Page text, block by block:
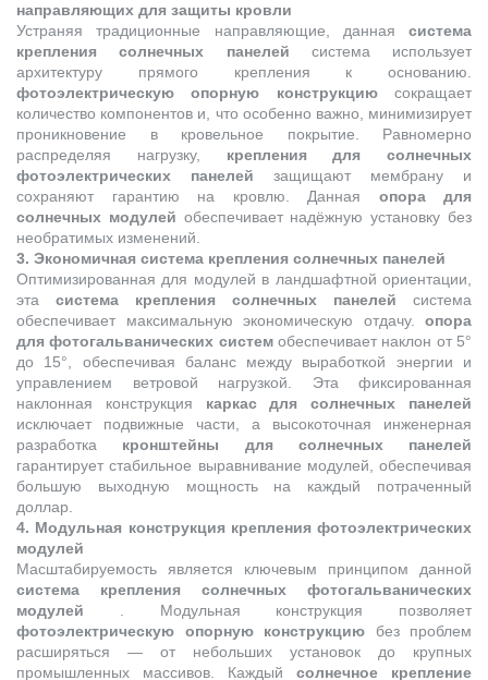
направляющих для защиты кровли
Устраняя традиционные направляющие, данная система
крепления солнечных панелей система использует
архитектуру прямого крепления к основанию.
фотоэлектрическую опорную конструкцию сокращает
количество компонентов и, что особенно важно, минимизирует
проникновение в кровельное покрытие. Равномерно
распределяя нагрузку, крепления для солнечных
фотоэлектрических панелей защищают мембрану и
сохраняют гарантию на кровлю. Данная опора для
солнечных модулей обеспечивает надёжную установку без
необратимых изменений.
3. Экономичная система крепления солнечных панелей
Оптимизированная для модулей в ландшафтной ориентации,
эта система крепления солнечных панелей система
обеспечивает максимальную экономическую отдачу. опора
для фотогальванических систем обеспечивает наклон от 5°
до 15°, обеспечивая баланс между выработкой энергии и
управлением ветровой нагрузкой. Эта фиксированная
наклонная конструкция каркас для солнечных панелей
исключает подвижные части, а высокоточная инженерная
разработка кронштейны для солнечных панелей
гарантирует стабильное выравнивание модулей, обеспечивая
большую выходную мощность на каждый потраченный
доллар.
4. Модульная конструкция крепления фотоэлектрических
модулей
Масштабируемость является ключевым принципом данной
система крепления солнечных фотогальванических
модулей . Модульная конструкция позволяет
фотоэлектрическую опорную конструкцию без проблем
расширяться — от небольших установок до крупных
промышленных массивов. Каждый солнечное крепление